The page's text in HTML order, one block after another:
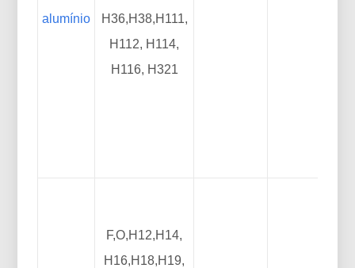
alumínio
H36,H38,H111,
H112, H114,
H116, H321
F,O,H12,H14,
H16,H18,H19,